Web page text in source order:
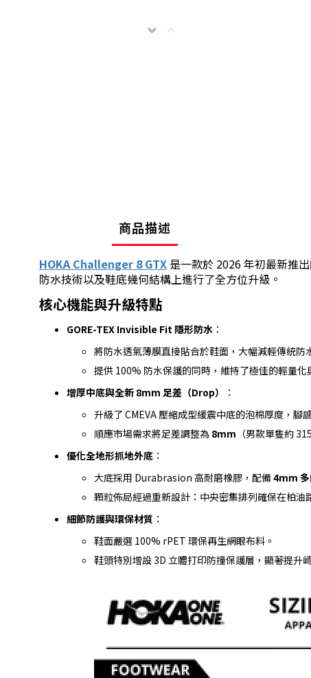
商品描述
HOKA Challenger 8 GTX 是一款於 2026 年初最新推
防水技術以及鞋底幾何結構上進行了全方位升級。
核心機能與升級特點
GORE-TEX Invisible Fit 隱形防水 ：
將防水透氣薄膜直接貼合於鞋面，大幅減輕傳統防
提供 100% 防水保護的同時，維持了極佳的輕量化
增厚中底與全新 8mm 足差（Drop）
：
升級了 CMEVA 壓縮成型緩震中底的泡棉厚度，腳
順應市場需求將足差調整為 8mm （男款單隻約
優化全地形抓地外底 ：
大底採用 Durabrasion 高耐磨橡膠，配備4mm 多
顆粒佈局經過重新設計：中央密集排列確保在柏
細節防護與環保材質 ：
鞋面嚴選 100% rPET 環保再生網眼布料。
鞋頭特別增設 3D 立體打印防撞保護層，顯著提升